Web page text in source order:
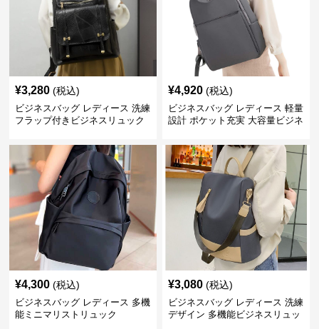
¥3,280 (税込)
ビジネスバッグ レディース 洗練
フラップ付きビジネスリュック
¥4,920 (税込)
ビジネスバッグ レディース 軽量
設計 ポケット充実 大容量ビジネ
¥4,300 (税込)
ビジネスバッグ レディース 多機
能ミニマリストリュック
¥3,080 (税込)
ビジネスバッグ レディース 洗練
デザイン 多機能ビジネスリュッ